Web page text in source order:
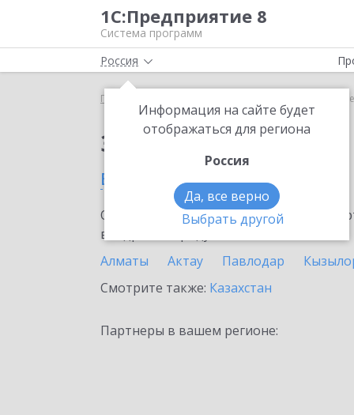
1С:Предприятие 8
Система программ
Россия
Информация на сайте будет
отображаться для региона
Россия
Да, все верно
Выбрать другой
Главная 1С:Share в
Заказать 1С:Share
в Степногорске
Ознакомьтесь с информационными
внедрение продукта.
Алматы
Актау Павлодар
Смотрите также: Казахстан
Партнеры в вашем регионе: